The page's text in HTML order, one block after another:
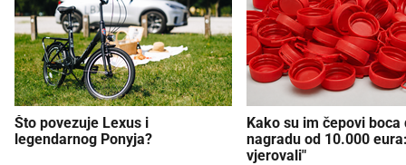
Što povezuje Lexus i
legendarnog Ponyja?
Kako su im čepovi boca
nagradu od 10.000
vjerovali"